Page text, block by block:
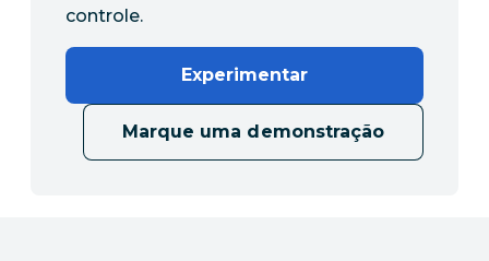
controle.
Experimentar
Marque uma demonstração